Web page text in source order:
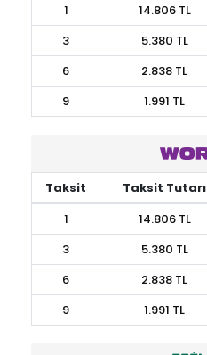
1
14.806 TL
3
5.380 TL
6
2.838 TL
9
1.991 TL
Taksit Taksit Tutarı
1
14.806 TL
3
5.380 TL
6
2.838 TL
9
1.991 TL